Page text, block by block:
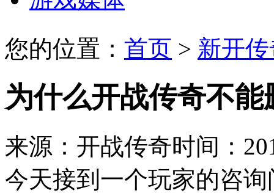
您的位置： 首页 > 新开
为什么开战传奇不
来源：开战传奇时间：
今天接到一个玩家的咨询